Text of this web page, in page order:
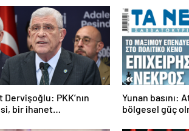
Dervişoğlu: PKK’nın
bir ihanet
Yunan basını:
bölgesel güç